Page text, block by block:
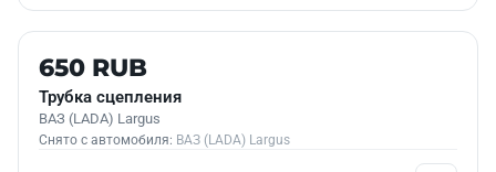
Б/У В НАЛИЧИИ
650 RUB
Трубка сцепления
ВАЗ (LADA) Largus
Снято с автомобиля: ВАЗ (LADA) Largus